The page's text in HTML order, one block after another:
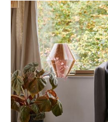
udbytte til staten.